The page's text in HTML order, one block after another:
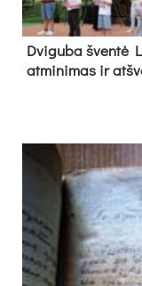
Dvi­gu­ba šven­tė
at­mi­ni­mas ir